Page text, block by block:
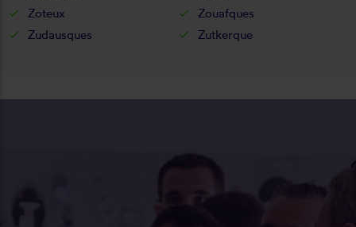
Zoteux
Zouafques
Zudausques
Zutkerque